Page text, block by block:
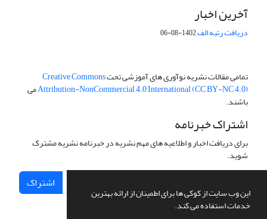
این وب سایت از کوکی ها برای اطمینان از ارائه بهترین
خدمات استفاده می کند.
آخرین اخبار
دریافت رتبه الف1402-08-06
تمامی مقالات نشریه نوآوری های آموزشی تحتCreative Commons
Attribution-NonCommercial 4.0 International (CC BY-NC 4.0)می
باشند.
اشتراک خبرنامه
برای دریافت اخبار و اطلاعیه های مهم نشریه در خبرنامه نشریه مشترک
شوید.
اشتراک